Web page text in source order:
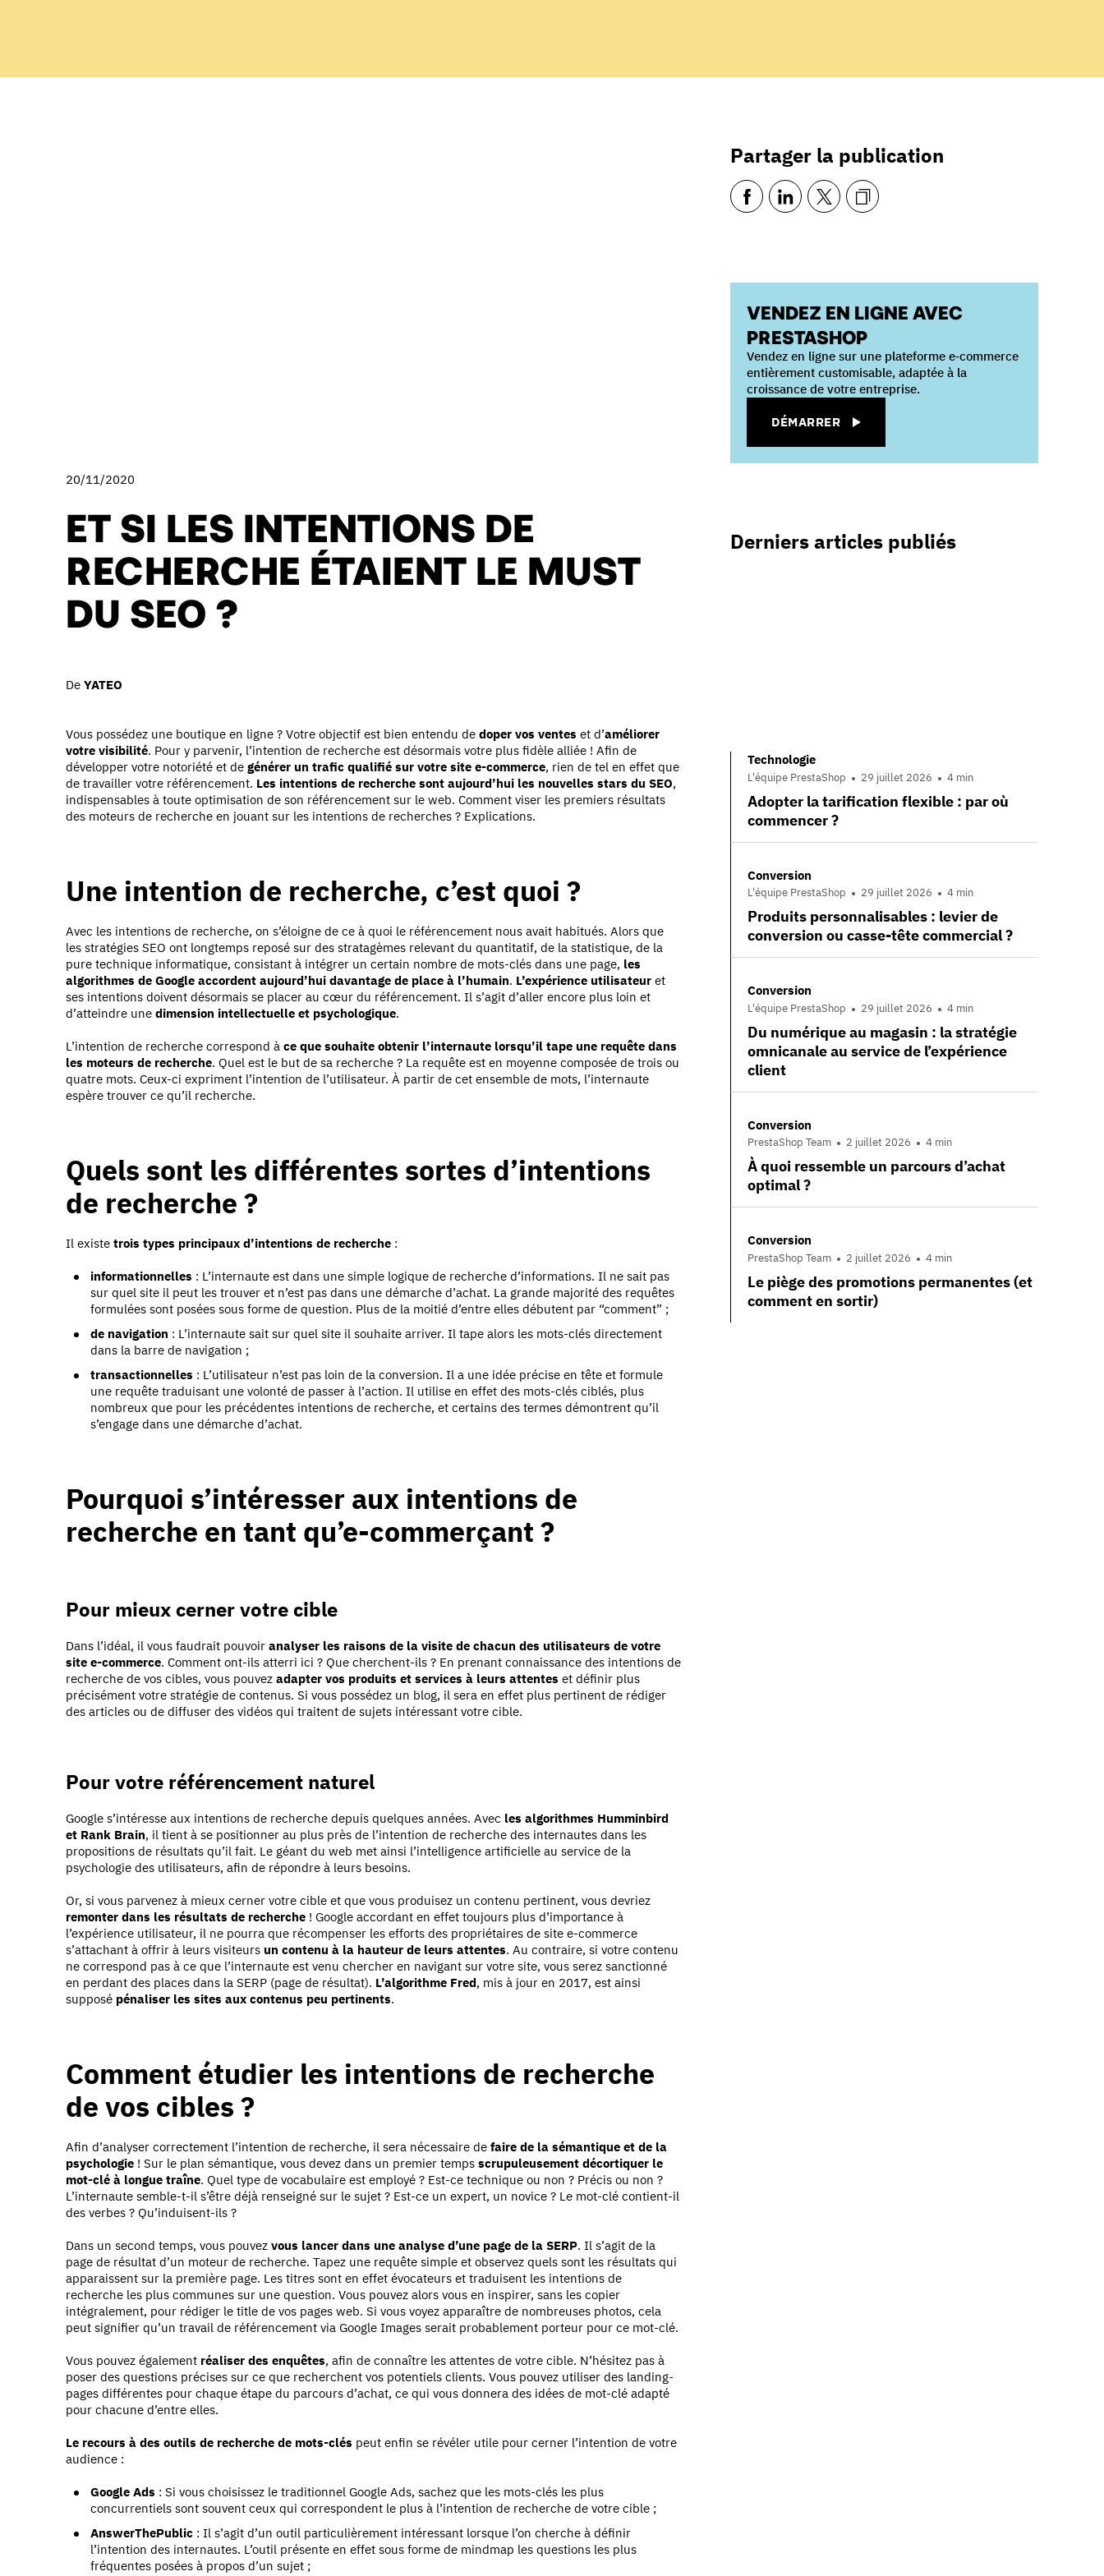
20/11/2020
ET SI LES INTENTIONS DE
RECHERCHE ÉTAIENT LE MUST
DU SEO ?
De YATEO
Vous possédez une boutique en ligne ? Votre objectif est bien entendu de doper vos ventes et d’améliorer
votre visibilité. Pour y parvenir, l’intention de recherche est désormais votre plus fidèle alliée ! Afin de
développer votre notoriété et de générer un trafic qualifié sur votre site e-commerce, rien de tel en effet que
de travailler votre référencement. Les intentions de recherche sont aujourd’hui les nouvelles stars du SEO,
indispensables à toute optimisation de son référencement sur le web. Comment viser les premiers résultats
des moteurs de recherche en jouant sur les intentions de recherches ? Explications.
Une intention de recherche, c’est quoi ?
Avec les intentions de recherche, on s’éloigne de ce à quoi le référencement nous avait habitués. Alors que
les stratégies SEO ont longtemps reposé sur des stratagèmes relevant du quantitatif, de la statistique, de la
pure technique informatique, consistant à intégrer un certain nombre de mots-clés dans une page, les
algorithmes de Google accordent aujourd’hui davantage de place à l’humain. L’expérience utilisateur et
ses intentions doivent désormais se placer au cœur du référencement. Il s’agit d’aller encore plus loin et
d’atteindre une dimension intellectuelle et psychologique.
L’intention de recherche correspond à ce que souhaite obtenir l’internaute lorsqu’il tape une requête dans
les moteurs de recherche. Quel est le but de sa recherche ? La requête est en moyenne composée de trois ou
quatre mots. Ceux-ci expriment l’intention de l’utilisateur. À partir de cet ensemble de mots, l’internaute
espère trouver ce qu’il recherche.
Quels sont les différentes sortes d’intentions
de recherche ?
Il existe trois types principaux d’intentions de recherche :
informationnelles : L’internaute est dans une simple logique de recherche d’informations. Il ne sait pas
sur quel site il peut les trouver et n’est pas dans une démarche d’achat. La grande majorité des requêtes
formulées sont posées sous forme de question. Plus de la moitié d’entre elles débutent par “comment” ;
de navigation : L’internaute sait sur quel site il souhaite arriver. Il tape alors les mots-clés directement
dans la barre de navigation ;
transactionnelles : L’utilisateur n’est pas loin de la conversion. Il a une idée précise en tête et formule
une requête traduisant une volonté de passer à l’action. Il utilise en effet des mots-clés ciblés, plus
nombreux que pour les précédentes intentions de recherche, et certains des termes démontrent qu’il
s’engage dans une démarche d’achat.
Pourquoi s’intéresser aux intentions de
recherche en tant qu’e-commerçant ?
Pour mieux cerner votre cible
Dans l’idéal, il vous faudrait pouvoir analyser les raisons de la visite de chacun des utilisateurs de votre
site e-commerce. Comment ont-ils atterri ici ? Que cherchent-ils ? En prenant connaissance des intentions de
recherche de vos cibles, vous pouvez adapter vos produits et services à leurs attentes et définir plus
précisément votre stratégie de contenus. Si vous possédez un blog, il sera en effet plus pertinent de rédiger
des articles ou de diffuser des vidéos qui traitent de sujets intéressant votre cible.
Pour votre référencement naturel
Google s’intéresse aux intentions de recherche depuis quelques années. Avec les algorithmes Humminbird
et Rank Brain, il tient à se positionner au plus près de l’intention de recherche des internautes dans les
propositions de résultats qu’il fait. Le géant du web met ainsi l’intelligence artificielle au service de la
psychologie des utilisateurs, afin de répondre à leurs besoins.
Or, si vous parvenez à mieux cerner votre cible et que vous produisez un contenu pertinent, vous devriez
remonter dans les résultats de recherche ! Google accordant en effet toujours plus d’importance à
l’expérience utilisateur, il ne pourra que récompenser les efforts des propriétaires de site e-commerce
s’attachant à offrir à leurs visiteurs un contenu à la hauteur de leurs attentes. Au contraire, si votre contenu
ne correspond pas à ce que l’internaute est venu chercher en navigant sur votre site, vous serez sanctionné
en perdant des places dans la SERP (page de résultat). L’algorithme Fred, mis à jour en 2017, est ainsi
supposé pénaliser les sites aux contenus peu pertinents.
Comment étudier les intentions de recherche
de vos cibles ?
Afin d’analyser correctement l’intention de recherche, il sera nécessaire de faire de la sémantique et de la
psychologie ! Sur le plan sémantique, vous devez dans un premier temps scrupuleusement décortiquer le
mot-clé à longue traîne. Quel type de vocabulaire est employé ? Est-ce technique ou non ? Précis ou non ?
L’internaute semble-t-il s’être déjà renseigné sur le sujet ? Est-ce un expert, un novice ? Le mot-clé contient-il
des verbes ? Qu’induisent-ils ?
Dans un second temps, vous pouvez vous lancer dans une analyse d’une page de la SERP. Il s’agit de la
page de résultat d’un moteur de recherche. Tapez une requête simple et observez quels sont les résultats qui
apparaissent sur la première page. Les titres sont en effet évocateurs et traduisent les intentions de
recherche les plus communes sur une question. Vous pouvez alors vous en inspirer, sans les copier
intégralement, pour rédiger le title de vos pages web. Si vous voyez apparaître de nombreuses photos, cela
peut signifier qu’un travail de référencement via Google Images serait probablement porteur pour ce mot-clé.
Vous pouvez également réaliser des enquêtes, afin de connaître les attentes de votre cible. N’hésitez pas à
poser des questions précises sur ce que recherchent vos potentiels clients. Vous pouvez utiliser des landing-
pages différentes pour chaque étape du parcours d’achat, ce qui vous donnera des idées de mot-clé adapté
pour chacune d’entre elles.
Le recours à des outils de recherche de mots-clés peut enfin se révéler utile pour cerner l’intention de votre
audience :
Google Ads : Si vous choisissez le traditionnel Google Ads, sachez que les mots-clés les plus
concurrentiels sont souvent ceux qui correspondent le plus à l’intention de recherche de votre cible ;
AnswerThePublic : Il s’agit d’un outil particulièrement intéressant lorsque l’on cherche à définir
l’intention des internautes. L’outil présente en effet sous forme de mindmap les questions les plus
fréquentes posées à propos d’un sujet ;
Partager la publication
VENDEZ EN LIGNE AVEC
PRESTASHOP
Vendez en ligne sur une plateforme e‑commerce
entièrement customisable, adaptée à la
croissance de votre entreprise.
DÉMARRER
Derniers articles publiés
Technologie
L'équipe PrestaShop 29 juillet 2026 4 min
Adopter la tarification flexible : par où
commencer ?
Conversion
L'équipe PrestaShop 29 juillet 2026 4 min
Produits personnalisables : levier de
conversion ou casse-tête commercial ?
Conversion
L'équipe PrestaShop 29 juillet 2026 4 min
Du numérique au magasin : la stratégie
omnicanale au service de l’expérience
client
Conversion
PrestaShop Team 2 juillet 2026 4 min
À quoi ressemble un parcours d’achat
optimal ?
Conversion
PrestaShop Team 2 juillet 2026 4 min
Le piège des promotions permanentes (et
comment en sortir)